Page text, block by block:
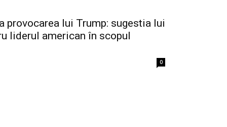
provocarea lui Trump: sugestia lui
liderul american în scopul
0